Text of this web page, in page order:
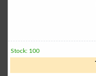
Stock: 100